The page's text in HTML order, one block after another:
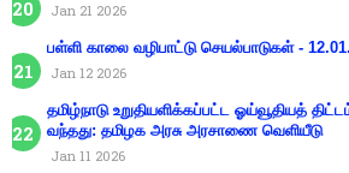
Jan 21 2026
பள்ளி காலை வழிபாட்டு செயல்பாடுகள் -
Jan 12 2026
தமிழ்நாடு உறுதியளிக்கப்பட்ட ஓய்வூதியத்
வந்தது: தமிழக அரசு அரசாணை வெளியீடு
Jan 11 2026